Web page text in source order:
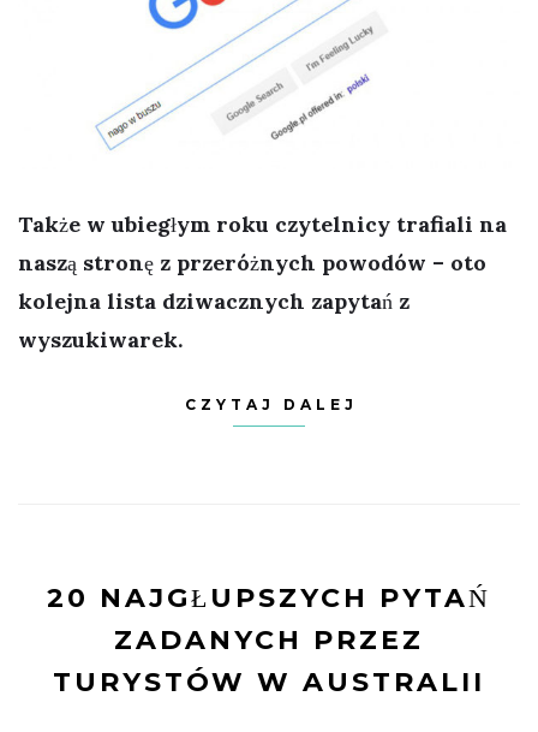
Także w ubiegłym roku czytelnicy trafiali na
naszą stronę z przeróżnych powodów – oto
kolejna lista dziwacznych zapytań z
wyszukiwarek.
CZYTAJ DALEJ
20 NAJGŁUPSZYCH PYTAŃ
ZADANYCH PRZEZ
TURYSTÓW W AUSTRALII